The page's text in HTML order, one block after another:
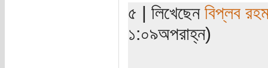
৫ | লিখেছেন বিপ্লব
১:০৯অপরাহ্ন)